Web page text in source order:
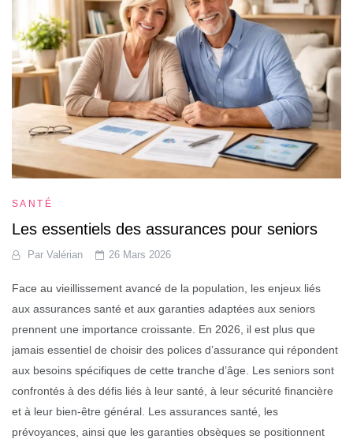
SANTÉ
Les essentiels des assurances pour seniors
Par Valérian 26 Mars 2026
Face au vieillissement avancé de la population, les enjeux liés
aux assurances santé et aux garanties adaptées aux seniors
prennent une importance croissante. En 2026, il est plus que
jamais essentiel de choisir des polices d’assurance qui répondent
aux besoins spécifiques de cette tranche d’âge. Les seniors sont
confrontés à des défis liés à leur santé, à leur sécurité financière
et à leur bien-être général. Les assurances santé, les
prévoyances, ainsi que les garanties obsèques se positionnent